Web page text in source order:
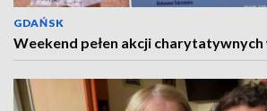
GDAŃSK
Weekend pełen akcji charytatywnych